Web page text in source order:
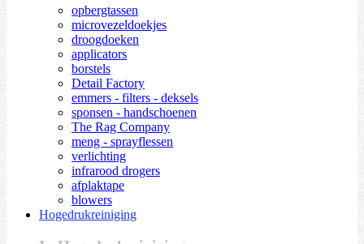
opbergtassen
microvezeldoekjes
droogdoeken
applicators
borstels
Detail Factory
emmers - filters - deksels
sponsen - handschoenen
The Rag Company
meng - sprayflessen
verlichting
infrarood drogers
afplaktape
blowers
Hogedrukreiniging